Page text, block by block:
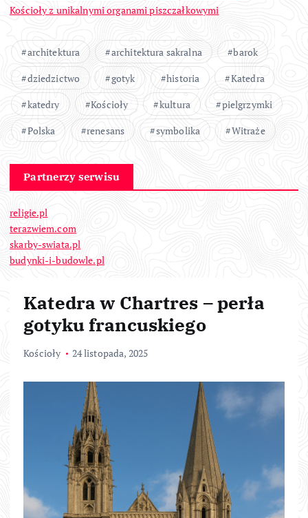
Kościoły z unikalnymi organami piszczałkowymi
architektura architektura sakralna
barok
dziedzictwo
gotyk historia
Katedra
katedry
Kościoły kultura
pielgrzymki
Polska
renesans symbolika Witraże
Partnerzy serwisu
religie.pl
terazwiem.com
skarby-swiata.pl
budynki-i-budowle.pl
Katedra w Chartres – perła
gotyku francuskiego
Kościoły 24 listopada, 2025